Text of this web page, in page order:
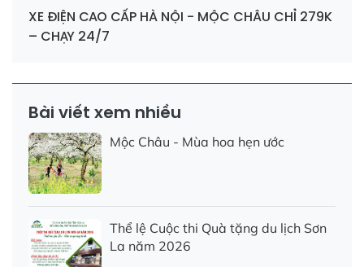
XE ĐIỆN CAO CẤP HÀ NỘI - MỘC CHÂU CHỈ 279K
– CHẠY 24/7
Bài viết xem nhiều
Mộc Châu - Mùa hoa hẹn ước
Thể lệ Cuộc thi Quà tặng du lịch Sơn
La năm 2026